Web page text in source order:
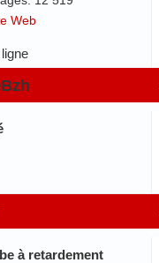
Web
à retardement